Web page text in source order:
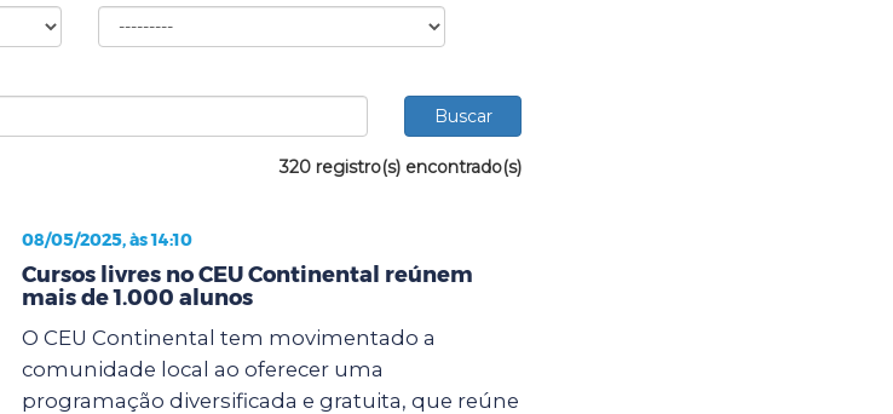
320 registro(s) encontrado(s)
08/05/2025, às 14:10
Cursos livres no CEU Continental reúnem
mais de 1.000 alunos
O CEU Continental tem movimentado a
comunidade local ao oferecer uma
programação diversificada e gratuita, que reúne